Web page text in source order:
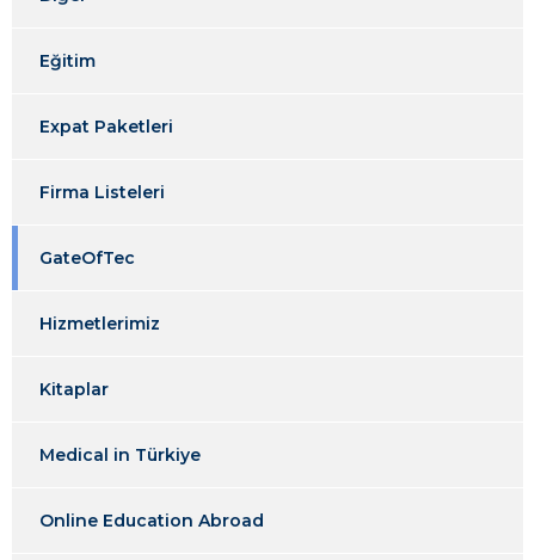
Eğitim
Expat Paketleri
Firma Listeleri
GateOfTec
Hizmetlerimiz
Kitaplar
Medical in Türkiye
Online Education Abroad